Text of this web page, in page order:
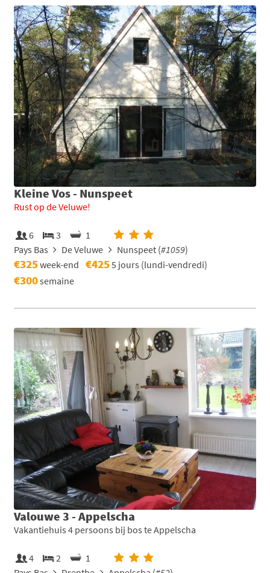
Kleine Vos - Nunspeet
Rust op de Veluwe!
6 3
1
Pays Bas
De Veluwe Nunspeet (#1059)
€325week-end €4255 jours (lundi-vendredi)
€300semaine
Valouwe 3 - Appelscha
Vakantiehuis 4 persoons bij bos te Appelscha
4 2
1